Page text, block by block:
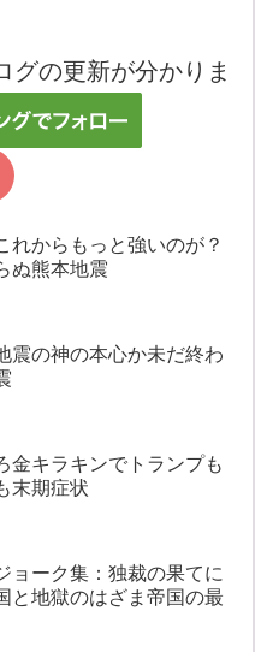
グの更新が分かりま
れからもっと強いのが？
ぬ熊本地震
震の神の本心か未だ終わ
金キラキンでトランプも
末期症状
ョーク集：独裁の果てに
と地獄のはざま帝国の最